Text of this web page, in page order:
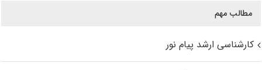
مطالب مهم
کارشناسی ارشد پیام نور